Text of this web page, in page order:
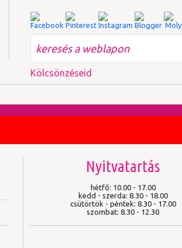
Kölcsönzéseid
Nyitvatartás
hétfő: 10.00 - 17.00
kedd - szerda: 8.30 - 18.00
csütörtök - péntek: 8.30 - 17.00
szombat: 8.30 - 12.30